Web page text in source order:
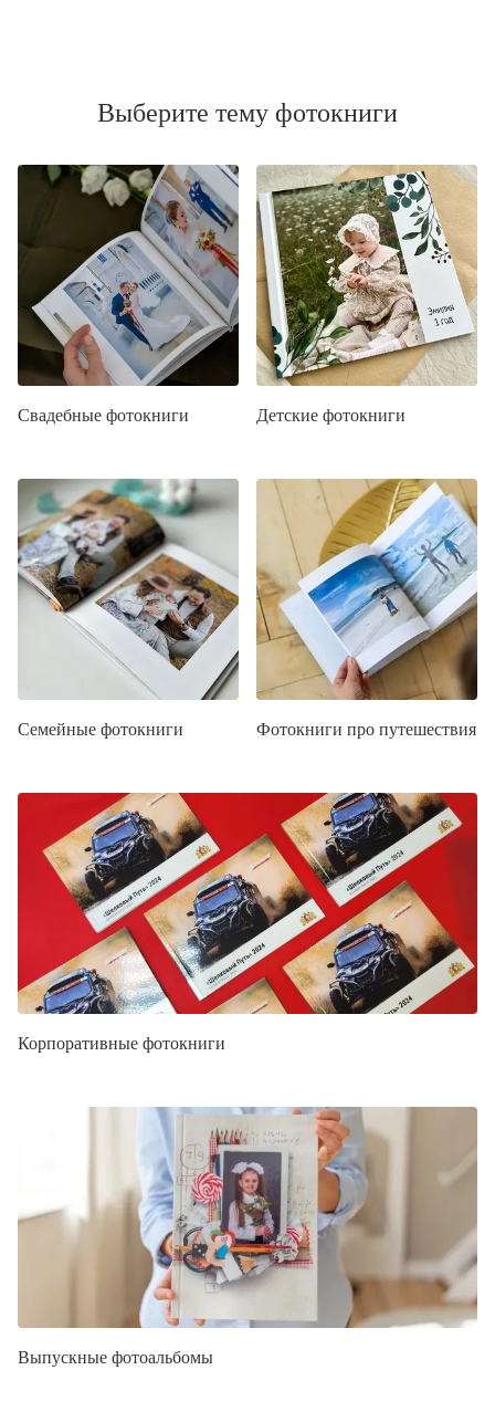
Выберите тему фотокниги
Свадебные фотокниги Детские фотокниги
Семейные фотокниги Фотокниги про путешествия
Корпоративные фотокниги
Выпускные фотоальбомы